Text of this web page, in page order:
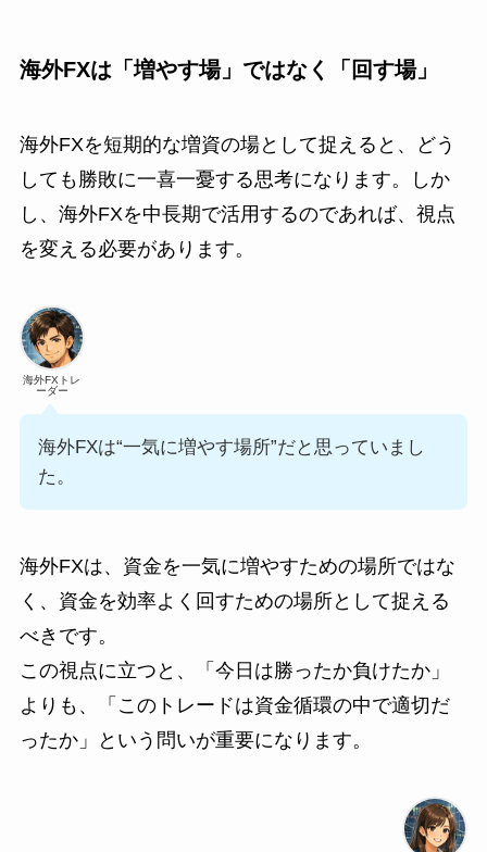
海外FXは「増やす場」ではなく「回す場」
海外FXを短期的な増資の場として捉えると、どう
しても勝敗に一喜一憂する思考になります。しか
し、海外FXを中長期で活用するのであれば、視点
を変える必要があります。
海外FXトレ
ーダー
海外FXは“一気に増やす場所”だと思っていまし
た。
海外FXは、資金を一気に増やすための場所ではな
く、資金を効率よく回すための場所として捉える
べきです。
この視点に立つと、「今日は勝ったか負けたか」
よりも、「このトレードは資金循環の中で適切だ
ったか」という問いが重要になります。